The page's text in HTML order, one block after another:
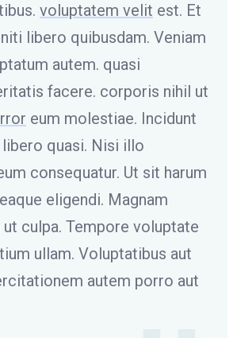
voluptatem velit est. Et
libero quibusdam. Veniam
autem. quasi
facere. corporis nihil ut
eum molestiae. Incidunt
quasi. Nisi illo
consequatur. Ut sit harum
eligendi. Magnam
ut culpa. Tempore voluptate
ullam. Voluptatibus aut
autem porro aut